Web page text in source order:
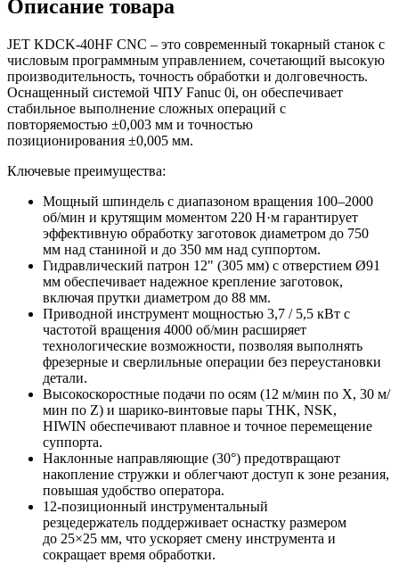
Описание товара
JET KDCK-40HF CNC – это современный токарный станок с
числовым программным управлением, сочетающий высокую
производительность, точность обработки и долговечность.
Оснащенный системой ЧПУ Fanuc 0i, он обеспечивает
стабильное выполнение сложных операций с
повторяемостью ±0,003 мм и точностью
позиционирования ±0,005 мм.
Ключевые преимущества:
Мощный шпиндель с диапазоном вращения 100–2000
об/мин и крутящим моментом 220 Н·м гарантирует
эффективную обработку заготовок диаметром до 750
мм над станиной и до 350 мм над суппортом.
Гидравлический патрон 12" (305 мм) с отверстием Ø91
мм обеспечивает надежное крепление заготовок,
включая прутки диаметром до 88 мм.
Приводной инструмент мощностью 3,7 / 5,5 кВт с
частотой вращения 4000 об/мин расширяет
технологические возможности, позволяя выполнять
фрезерные и сверлильные операции без переустановки
детали.
Высокоскоростные подачи по осям (12 м/мин по X, 30 м/
мин по Z) и шарико-винтовые пары THK, NSK,
HIWIN обеспечивают плавное и точное перемещение
суппорта.
Наклонные направляющие (30°) предотвращают
накопление стружки и облегчают доступ к зоне резания,
повышая удобство оператора.
12-позиционный инструментальный
резцедержатель поддерживает оснастку размером
до 25×25 мм, что ускоряет смену инструмента и
сокращает время обработки.